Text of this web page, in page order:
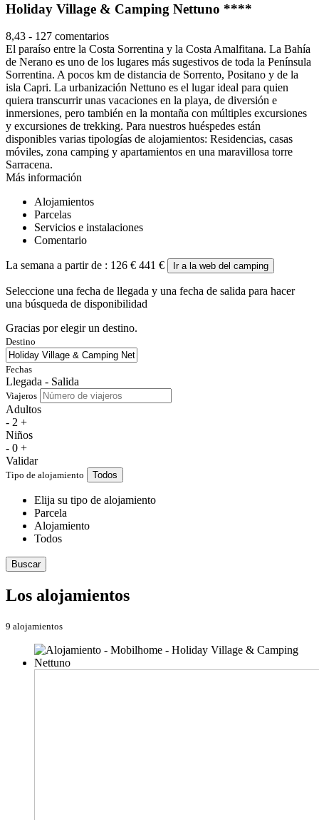
Holiday Village & Camping Nettuno ****
8,43 - 127 comentarios
El paraíso entre la Costa Sorrentina y la Costa Amalfitana. La Bahía
de Nerano es uno de los lugares más sugestivos de toda la Península
Sorrentina. A pocos km de distancia de Sorrento, Positano y de la
isla Capri. La urbanización Nettuno es el lugar ideal para quien
quiera transcurrir unas vacaciones en la playa, de diversión e
inmersiones, pero también en la montaña con múltiples excursiones
y excursiones de trekking. Para nuestros huéspedes están
disponibles varias tipologías de alojamientos: Residencias, casas
móviles, zona camping y apartamientos en una maravillosa torre
Sarracena.
Más información
Alojamientos
Parcelas
Servicios e instalaciones
Comentario
La semana a partir de : 126 € 441 € Ir a la web del camping
Seleccione una fecha de llegada y una fecha de salida para hacer
una búsqueda de disponibilidad
Gracias por elegir un destino.
Destino
Fechas
Llegada - Salida
Viajeros
Adultos
- 2 +
Niños
- 0 +
Validar
Tipo de alojamiento Todos
Elija su tipo de alojamiento
Parcela
Alojamiento
Todos
Buscar
Los alojamientos
9 alojamientos